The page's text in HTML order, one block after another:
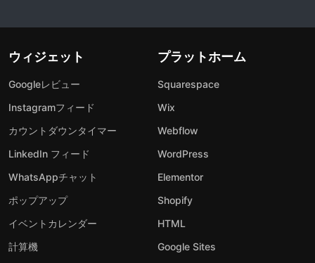
ウィジェット
Googleレビュー
Instagramフィード
カウントダウンタイマー
LinkedIn フィード
WhatsAppチャット
ポップアップ
イベントカレンダー
計算機
プラットホーム
Squarespace
Wix
Webflow
WordPress
Elementor
Shopify
HTML
Google Sites